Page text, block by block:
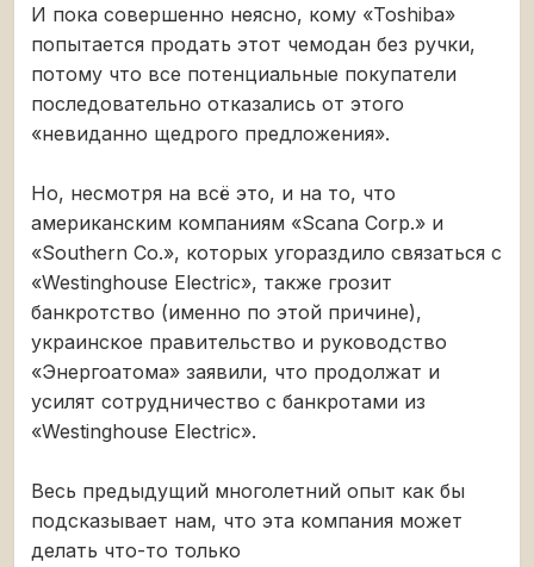
И пока совершенно неясно, кому «Toshiba»
попытается продать этот чемодан без ручки,
потому что все потенциальные покупатели
последовательно отказались от этого
«невиданно щедрого предложения».
Но, несмотря на всё это, и на то, что
американским компаниям «Scana Corp.» и
«Southern Co.», которых угораздило связаться с
«Westinghouse Electric», также грозит
банкротство (именно по этой причине),
украинское правительство и руководство
«Энергоатома» заявили, что продолжат и
усилят сотрудничество с банкротами из
«Westinghouse Electric».
Весь предыдущий многолетний опыт как бы
подсказывает нам, что эта компания может
делать что-то только